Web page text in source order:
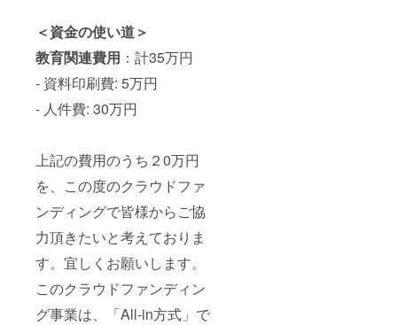
＜資金の使い道＞
教育関連費用 ：計35万円
- 資料印刷費: 5万円
- 人件費: 30万円
上記の費用のうち２0万円
を、この度のクラウドファ
ンディングで皆様からご協
力頂きたいと考えておりま
す。宜しくお願いします。
このクラウドファンディン
グ事業は、「All-in方式」で